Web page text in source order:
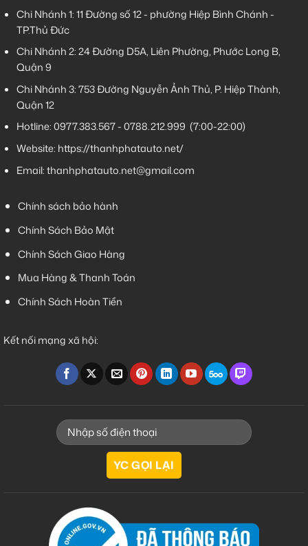
Chi Nhánh 1:11 Đường số 12 - phường Hiệp Bình Chánh -
TP.Thủ Đức
Chi Nhánh 2:24 Đường D5A, Liên Phường, Phước Long B,
Quận 9
Chi Nhánh 3:753 Đường Nguyễn Ảnh Thủ, P. Hiệp Thành,
Quận 12
Hotline:0977.383.567-0788.212.999 (7:00-22:00)
Website: https://thanhphatauto.net/
Email:thanhphatauto.net@gmail.com
Chính sách bảo hành
Chính Sách Bảo Mật
Chính Sách Giao Hàng
Mua Hàng & Thanh Toán
Chính Sách Hoàn Tiền
Kết nối mạng xã hội: